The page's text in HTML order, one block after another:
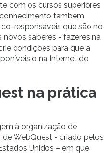
com os cursos superiores
também
responsáveis que são no
novos saberes - fazeres na
condições para que a
o na Internet de
na prática
à organização de
WebQuest - criado pelos
Unidos – em que